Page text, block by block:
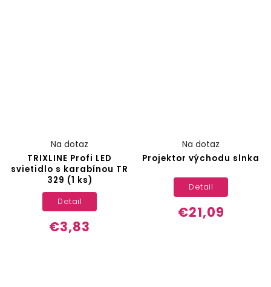
TRIXLINE Profi LED
svietidlo s karabínou TR
329 (1 ks)
Na dotaz
€3,83
Detail
Projektor východu slnka
Na dotaz
€21,09
Detail